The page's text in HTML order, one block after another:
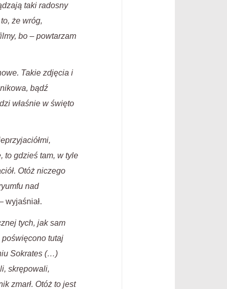
taki radosny
że wróg,
bo – powtarzam
Takie zdjęcia i
bądź
właśnie w święto
to gdzieś tam, w tyle
Otóż niczego
nad
wyjaśniał.
tych, jak sam
poświęcono tutaj
Sokrates (…)
skrępowali,
zmarł. Otóż to jest